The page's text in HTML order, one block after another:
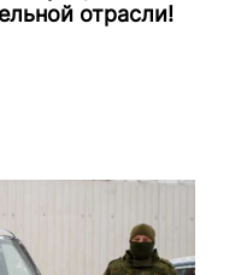
отрасли!